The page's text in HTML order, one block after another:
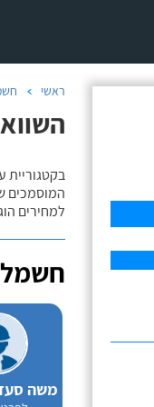
ראשי
בקטגוריית
המוסמכים
למחירים